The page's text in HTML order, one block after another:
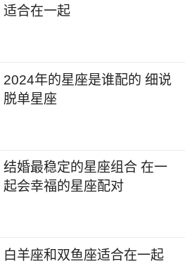
、天蝎座
巨蟹座、天蝎座都充满梦
间可以建立深刻的情感关系
多彩的画卷，每个人都在
故事。而每个人对爱情的体
无二的，它们共同构成了这
情感景观。
适合在一起
2024年的星座是谁配的 细说
脱单星座
结婚最稳定的星座组合 在一
起会幸福的星座配对
白羊座和双鱼座适合在一起